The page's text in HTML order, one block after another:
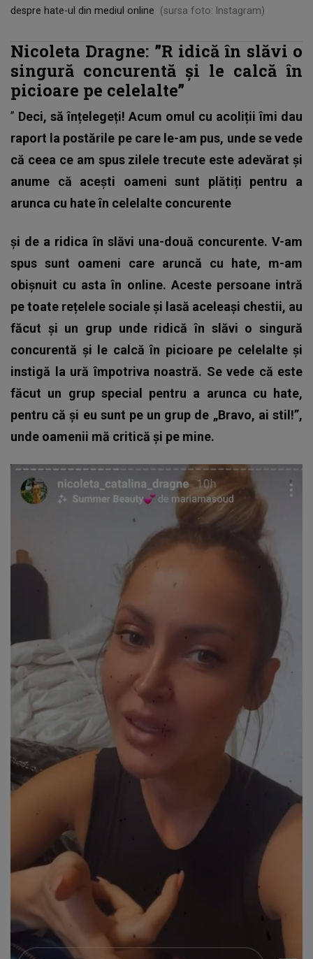
despre hate-ul din mediul online (sursa foto: Instagram)
Nicoleta Dragne: ”R idică în slăvi o
singură concurentă și le calcă în
picioare pe celelalte”
” Deci, să înțelegeți! Acum omul cu acoliții îmi dau
raport la postările pe care le-am pus, unde se vede
că ceea ce am spus zilele trecute este adevărat și
anume că acești oameni sunt plătiți pentru a
arunca cu hate în celelalte concurente
și de a ridica în slăvi una-două concurente. V-am
spus sunt oameni care aruncă cu hate, m-am
obișnuit cu asta în online. Aceste persoane intră
pe toate rețelele sociale și lasă aceleași chestii, au
făcut și un grup unde ridică în slăvi o singură
concurentă și le calcă în picioare pe celelalte și
instigă la ură împotriva noastră. Se vede că este
făcut un grup special pentru a arunca cu hate,
pentru că și eu sunt pe un grup de „Bravo, ai stil!”,
unde oamenii mă critică și pe mine.